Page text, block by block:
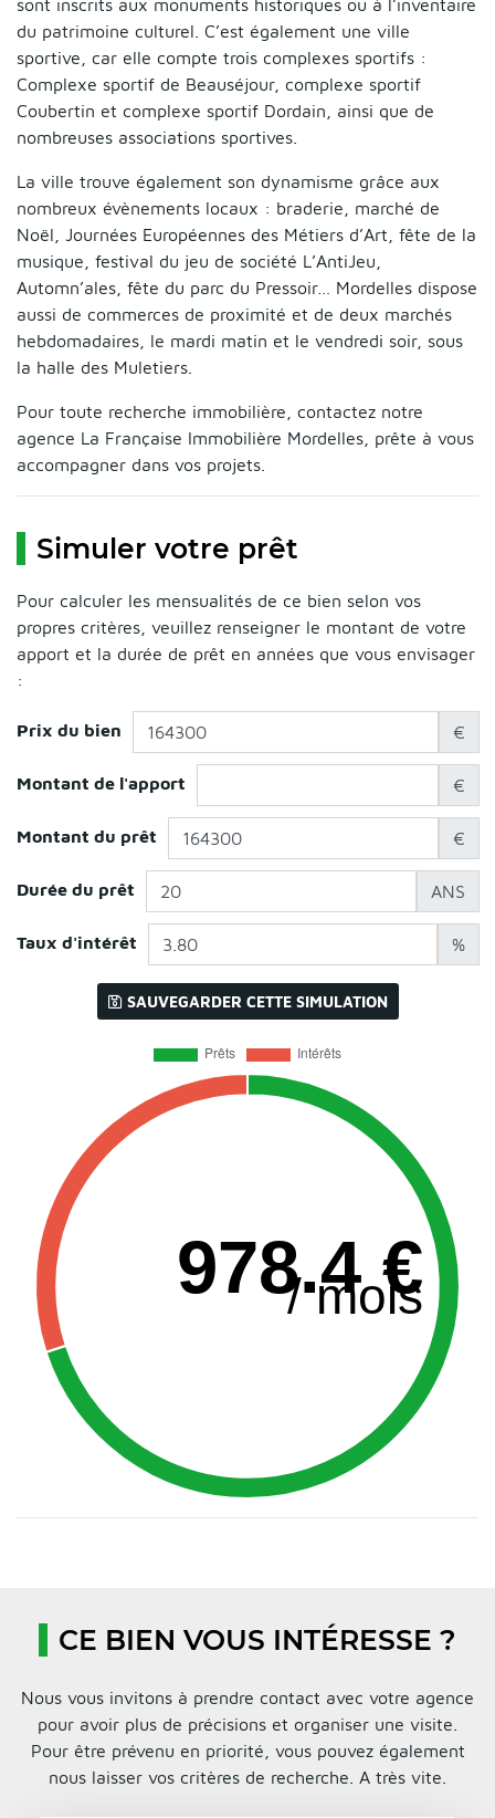
sont inscrits aux monuments historiques ou à l’inventaire
du patrimoine culturel. C’est également une ville
sportive, car elle compte trois complexes sportifs :
Complexe sportif de Beauséjour, complexe sportif
Coubertin et complexe sportif Dordain, ainsi que de
nombreuses associations sportives.
La ville trouve également son dynamisme grâce aux
nombreux évènements locaux : braderie, marché de
Noël, Journées Européennes des Métiers d’Art, fête de la
musique, festival du jeu de société L’AntiJeu,
Automn’ales, fête du parc du Pressoir…
Mordelles dispose
aussi de commerces de proximité et de deux marchés
hebdomadaires, le mardi matin et le vendredi soir, sous
la halle des Muletiers.
Pour toute recherche immobilière, contactez notre
agence La Française Immobilière Mordelles, prête à vous
accompagner dans vos projets.
Simuler votre prêt
Pour calculer les mensualités de ce bien selon vos
propres critères, veuillez renseigner le montant de votre
apport et la durée de prêt en années que vous envisager
:
Prix du bien €
Montant de l'apport €
Montant du prêt €
Durée du prêt ANS
Taux d'intérêt %
SAUVEGARDER CETTE SIMULATION
CE BIEN VOUS INTÉRESSE ?
Nous vous invitons à prendre contact avec votre agence
pour avoir plus de précisions et organiser une visite.
Pour être prévenu en priorité, vous pouvez également
nous laisser vos critères de recherche. A très vite.